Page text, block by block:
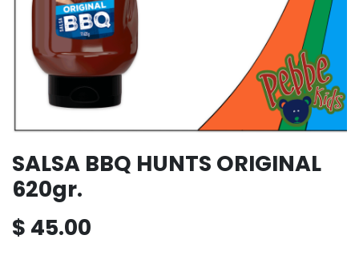
SALSA BBQ HUNTS ORIGINAL
620gr.
$ 45.00